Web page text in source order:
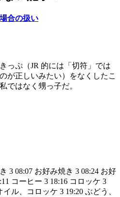
合の扱い
っぷ（JR 的には「切符」では
が正しいみたい）をなくしたこ
ではなく甥っ子だ。
3 08:07 お好み焼き 3 08:24 お好
コーヒー 3 18:16 コロッケ 3
ル、コロッケ 3 19:20 ぶどう、